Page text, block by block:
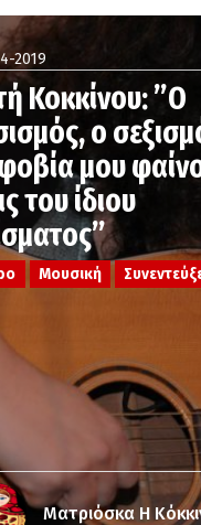
2019
Κοκκίνου: ”Ο
ο
μου
του ίδιου
Μουσική
Ματριόσκα Η